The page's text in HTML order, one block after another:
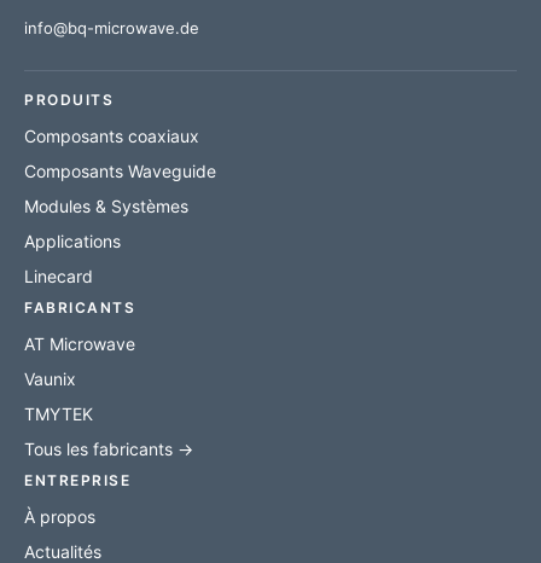
info@bq-microwave.de
PRODUITS
Composants coaxiaux
Composants Waveguide
Modules & Systèmes
Applications
Linecard
FABRICANTS
AT Microwave
Vaunix
TMYTEK
Tous les fabricants →
ENTREPRISE
À propos
Actualités